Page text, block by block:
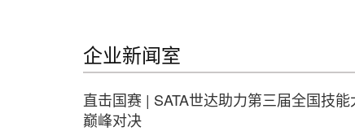
企业新闻室
直击国赛 | SATA世达助力第三届全国技能
巅峰对决